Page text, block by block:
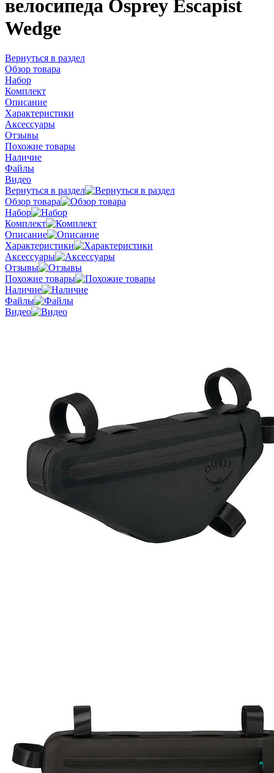
велосипеда Osprey Escapist
Wedge
Вернуться в раздел
Обзор товара
Набор
Комплект
Описание
Характеристики
Аксессуары
Отзывы
Похожие товары
Наличие
Файлы
Видео
Вернуться в раздел
Обзор товара
Набор
Комплект
Описание
Характеристики
Аксессуары
Отзывы
Похожие товары
Наличие
Файлы
Видео